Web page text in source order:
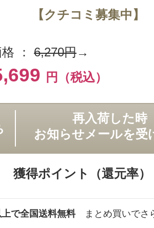
【クチコミ募集中】
： 6,270円→
円（税込）
再入荷した時
お知らせメールを受
獲得ポイント（還元率）
で全国送料無料まとめ買いでさ